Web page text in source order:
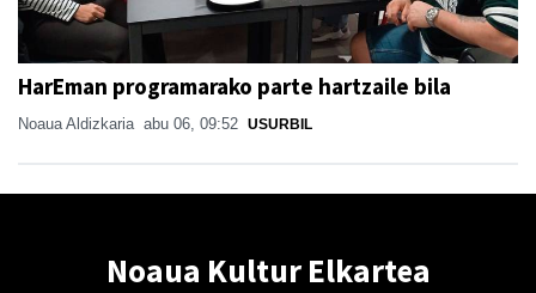
HarEman programarako parte hartzaile bila
Noaua Aldizkaria abu 06, 09:52 USURBIL
Noaua Kultur Elkartea